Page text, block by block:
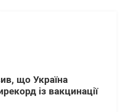
що Україна
із вакцинації